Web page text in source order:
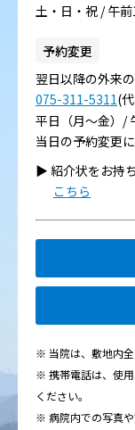
土・日・祝 / 午
予約変更
翌日以降の外来
075-311-5311(
平日（月～金）/
当日の予約変更
▶︎ 紹介状をお持
こちら
※ 当院は、敷地内全
※ 携帯電話は、使
ください。
※ 病院内での写真や